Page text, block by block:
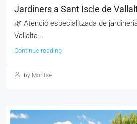
Jardiners a Sant Iscle de
🌿 Atenció especialitzada de
Vallalta...
Continue reading
by Montse